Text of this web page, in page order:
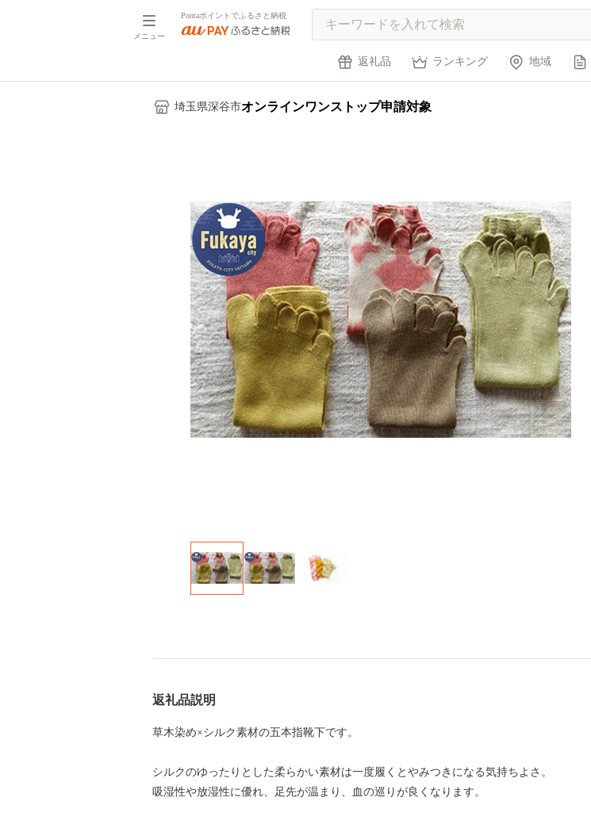
メニュー
Pontaポイントでふるさと納税
返礼品 ランキング 地域
埼玉県深谷市オンラインワンストップ申請対象
返礼品説明
草木染め×シルク素材の五本指靴下です。
シルクのゆったりとした柔らかい素材は一度履くとやみつきになる気持ちよさ。
吸湿性や放湿性に優れ、足先が温まり、血の巡りが良くなります。